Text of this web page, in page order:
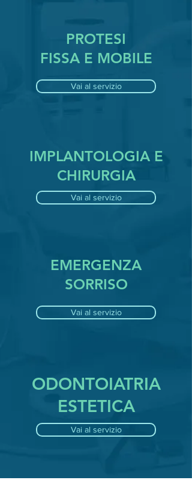
PROTESI
FISSA E MOBILE
Vai al servizio
IMPLANTOLOGIA E
CHIRURGIA
Vai al servizio
EMERGENZA
SORRISO
Vai al servizio
ODONTOIATRIA
ESTETICA
Vai al servizio